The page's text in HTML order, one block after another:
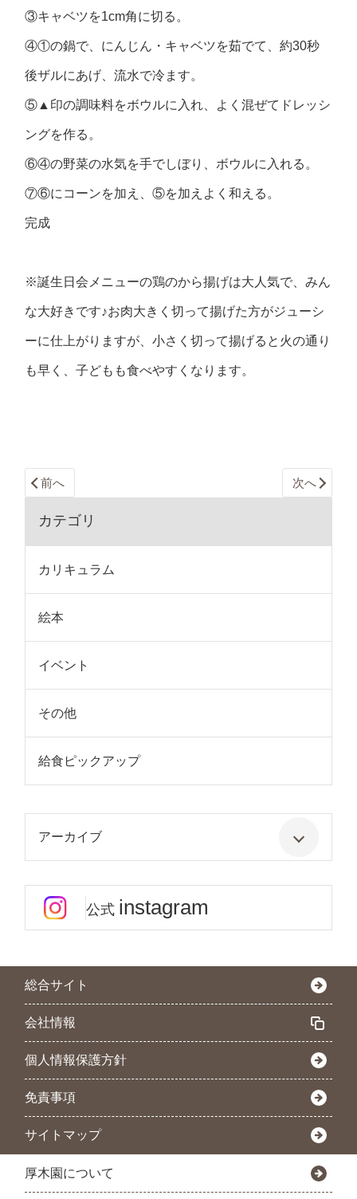
③キャベツを1cm角に切る。
④①の鍋で、にんじん・キャベツを茹でて、約30秒
後ザルにあげ、流水で冷ます。
⑤▲印の調味料をボウルに入れ、よく混ぜてドレッシ
ングを作る。
⑥④の野菜の水気を手でしぼり、ボウルに入れる。
⑦⑥にコーンを加え、⑤を加えよく和える。
完成
※誕生日会メニューの鶏のから揚げは大人気で、みん
な大好きです♪お肉大きく切って揚げた方がジューシ
ーに仕上がりますが、小さく切って揚げると火の通り
も早く、子どもも食べやすくなります。
前へ 次へ
カテゴリ
カリキュラム
絵本
イベント
その他
給食ピックアップ
アーカイブ
公式 instagram
総合サイト
会社情報
個人情報保護方針
免責事項
サイトマップ
厚木園について